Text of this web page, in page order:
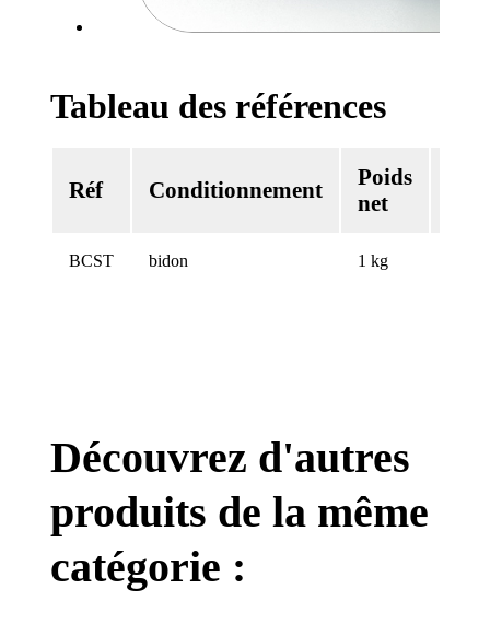
Tableau des références
Réf Conditionnement
Poids
net
BCST bidon 1 kg
Découvrez d'autres
produits de la même
catégorie :